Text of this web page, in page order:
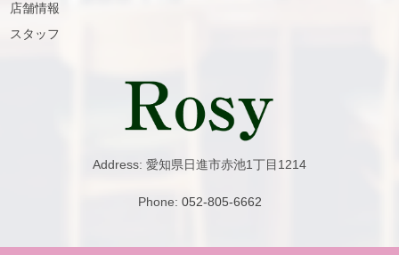
店舗情報
スタッフ
Address: 愛知県日進市赤池1丁目1214
Phone: 052-805-6662